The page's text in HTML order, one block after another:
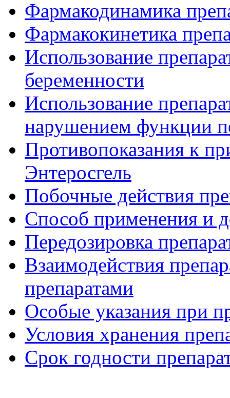
Фармакодинамика
Фармакокинетика
Использование
беременности
Использование
нарушением функции
Противопоказания к
Энтеросгель
Побочные действия
Способ применения и
Передозировка
Взаимодействия
препаратами
Особые указания при
Условия хранения
Срок годности